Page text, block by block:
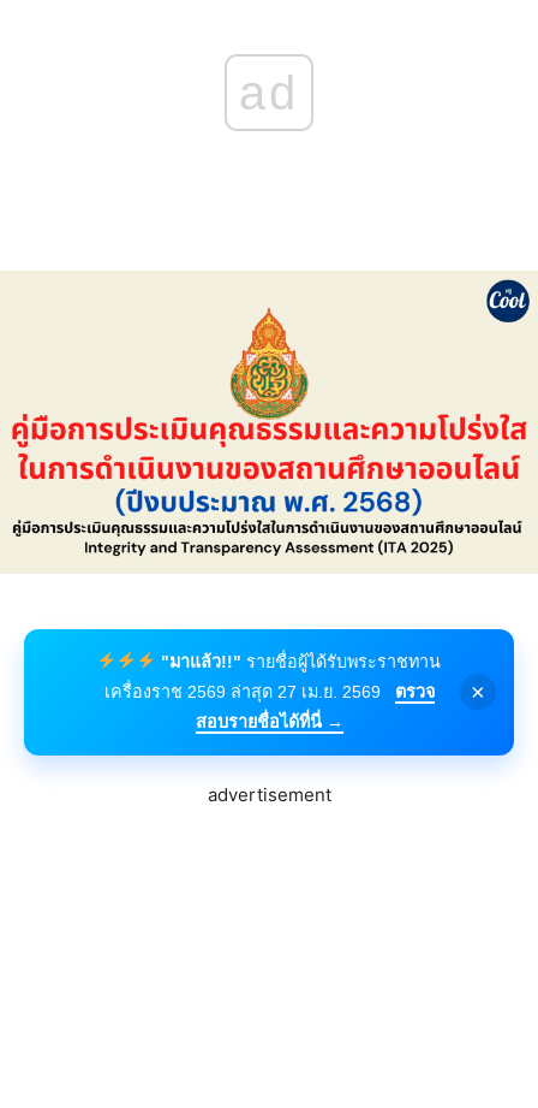
ad
"มาแล้ว!!" รายชื่อผู้ได้รับพระราชทาน
เครื่องราช 2569 ล่าสุด 27 เม.ย. 2569
ตรวจ
สอบรายชื่อได้ที่นี่ →
×
advertisement